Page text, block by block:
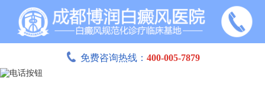
免费咨询热线： 400-005-7879